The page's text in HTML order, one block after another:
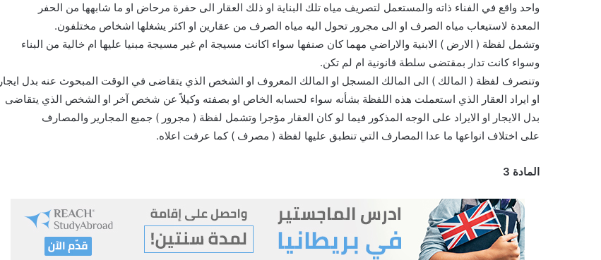
واحد واقع في الفناء ذاته والمستعمل لتصريف مياه تلك البناية او ذلك العقار الى حفرة مرحاض او ما شابهها من الحفر
المعدة لاستيعاب مياه الصرف او الى مجرور تحول اليه مياه الصرف من عقارين او اكثر يشغلها اشخاص مختلفون.
وتشمل لفظة ( الارض ) الابنية والاراضي مهما كان صنفها سواء اكانت مسيجة ام غير مسيجة مبنيا عليها ام خالية من البناء
وسواء كانت تدار بمقتضى سلطة قانونية ام لم تكن.
وتنصرف لفظة ( المالك ) الى المالك المسجل او المالك المعروف او الشخص الذي يتقاضى في الوقت المبحوث عنه بدل ايجار
او ايراد العقار الذي استعملت هذه اللفظة بشأنه سواء لحسابه الخاص او بصفته وكيلاً عن شخص آخر او الشخص الذي يتقاضى
بدل الايجار او الايراد على الوجه المذكور فيما لو كان العقار مؤجرا وتشمل لفظة ( مجرور ) جميع المجارير والمصارف
على اختلاف انواعها ما عدا المصارف التي تنطبق عليها لفظة ( مصرف ) كما عرفت اعلاه.
المادة 3